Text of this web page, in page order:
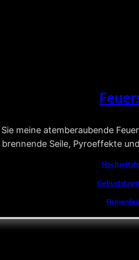
Sie meine atemberaubende
brennende Seile, Pyroeffekte